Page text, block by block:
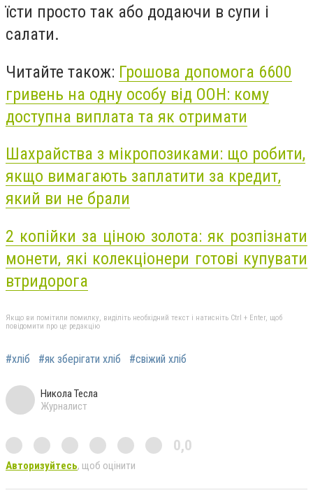
їсти просто так або додаючи в супи і
салати.
Читайте також: Грошова допомога 6600
гривень на одну особу від ООН: кому
доступна виплата та як отримати
Шахрайства з мікропозиками: що робити,
якщо вимагають заплатити за кредит,
який ви не брали
2 копійки за ціною золота: як розпізнати
монети, які колекціонери готові купувати
втридорога
Якщо ви помітили помилку, виділіть необхідний текст і натисніть Ctrl + Enter, щоб
повідомити про це редакцію
#хліб #як зберігати хліб #свіжий хліб
Никола Тесла
Журналист
0,0
Авторизуйтесь, щоб оцінити